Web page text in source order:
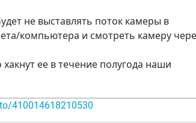
не выставлять поток камеры в
компьютера и смотреть камеру
ее в течение полугода наши
410014618210530